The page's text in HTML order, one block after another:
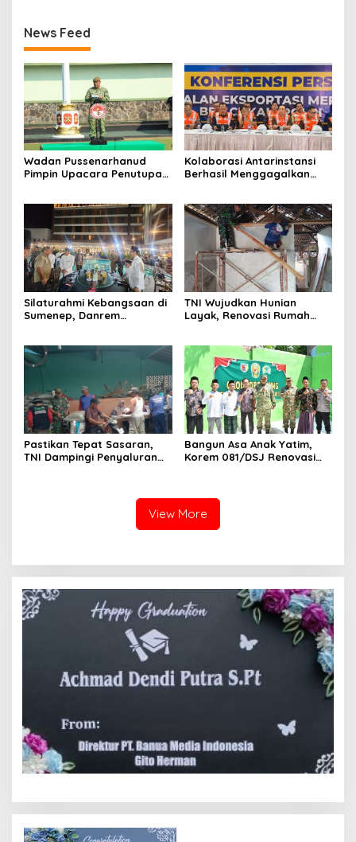
News Feed
Wadan Pussenarhanud
Pimpin Upacara Penutupan
Pusdikarhanud
Kolaborasi Antarinstansi
Berhasil Menggagalkan
Silaturahmi Kebangsaan di
Sumenep, Danrem
Bangun Madura
TNI Wujudkan Hunian
Layak, Renovasi Rumah
Pastikan Tepat Sasaran,
TNI Dampingi Penyaluran
Bangun Asa Anak Yatim,
Korem 081/DSJ Renovasi
View More